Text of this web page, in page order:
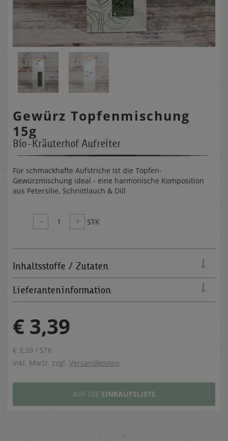
Gewürz Topfenmischung
15g
Bio-Kräuterhof Aufreiter
Für schmackhafte Aufstriche ist die Topfen-
Gewürzmischung ideal - eine harmonische Komposition
aus Petersilie, Schnittlauch & Dill
– 1 + STK
Inhaltsstoffe / Zutaten
Lieferanteninformation
€ 3,39
€ 3,39 / STK
inkl. MwSt. zzgl. Versandkosten
AUF DIE EINKAUFSLISTE